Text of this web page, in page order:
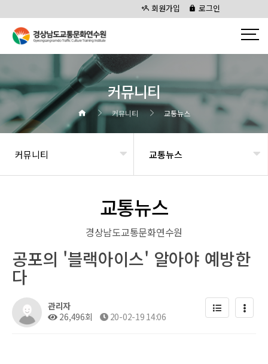
회원가입 로그인
커뮤니티
커뮤니티 교통뉴스
커뮤니티 교통뉴스
교통뉴스
경상남도교통문화연수원
공포의 '블랙아이스' 알아야 예방한
다
관리자
26,496회
20-02-19 14:06